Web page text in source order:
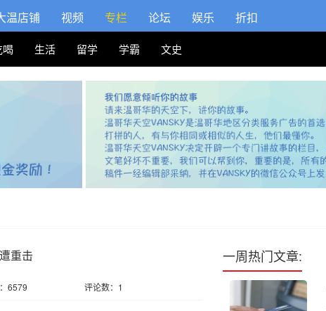
温店铺 视频 专栏 论坛 娱乐 折扣
喝 生活 留学 学霸 文史
重击
6579 评论数：1
一周热门文章: